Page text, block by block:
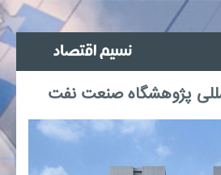
پژوهشگاه صنعت نفت